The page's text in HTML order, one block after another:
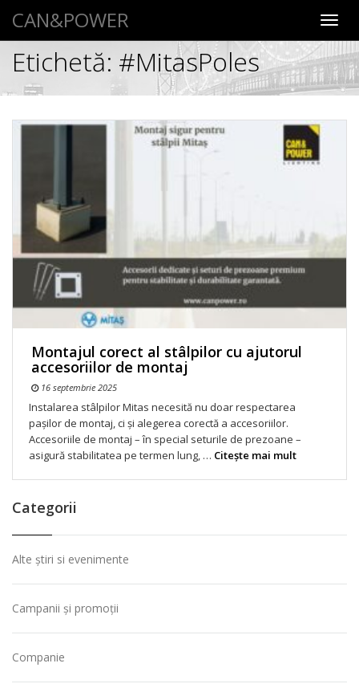
CAN&POWER
Etichetă: #MitasPoles
Montajul corect al stâlpilor cu ajutorul
accesoriilor de montaj
16 septembrie 2025
Instalarea stâlpilor Mitas necesită nu doar respectarea
pașilor de montaj, ci și alegerea corectă a accesoriilor.
Accesoriile de montaj – în special seturile de prezoane –
asigură stabilitatea pe termen lung, … Citeşte mai mult
Categorii
Alte știri si evenimente
Campanii și promoții
Companie